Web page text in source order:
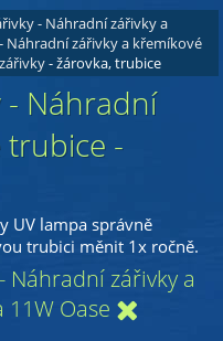
- Náhradní zářivky a
Náhradní zářivky a křemíkové
- žárovka, trubice
- Náhradní
trubice -
UV lampa správně
trubici měnit 1x ročně.
Náhradní zářivky a
Oase